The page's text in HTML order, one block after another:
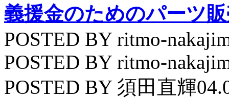
義援金のためのパーツ
POSTED BY ritmo-
POSTED BY ritmo-
POSTED BY 須田直輝